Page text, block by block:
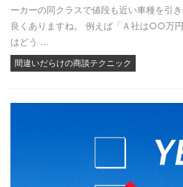
ーカーの同クラスで値段も近い車種を引
良くありますね。 例えば「Ａ社は○○万
はどう ...
間違いだらけの商談テクニック